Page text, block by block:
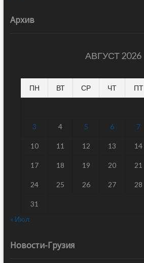
Архив
АВГУСТ 2026
ПН ВТ СР ЧТ ПТ
3 4 5 6 7
10 11 12 13 14
17 18 19 20 21
24 25 26 27 28
31
« Июл
Новости-Грузия